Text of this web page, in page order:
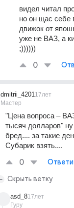
видел читал
но он щас себе
движок от
уже не ВАЗ, а
;))))))
0
dmitrii_4201
Мастер
17лет
"Цена вопроса –
тысяч долларов"
бред.... за такие
Субарик взять....
0
Скрыть ветку
asd_8
Гуру
17лет